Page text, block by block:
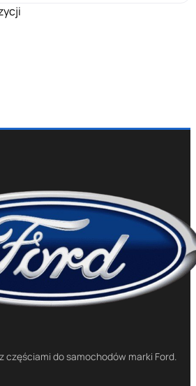
częściami do samochodów marki Ford.